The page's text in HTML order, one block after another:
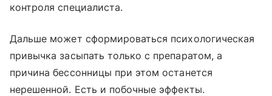
контроля специалиста.
Дальше может сформироваться психологическая
привычка засыпать только с препаратом, а
причина бессонницы при этом останется
нерешенной. Есть и побочные эффекты.